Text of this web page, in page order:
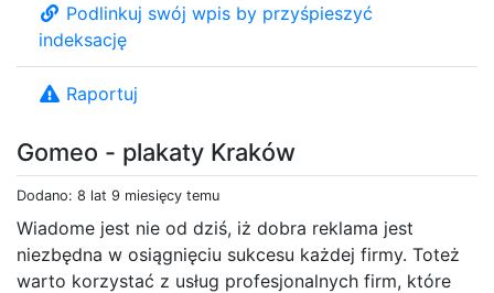
Gomeo - plakaty Kraków
Dodano: 8 lat 9 miesięcy temu
Wiadome jest nie od dziś, iż dobra reklama jest
niezbędna w osiągnięciu sukcesu każdej firmy. Toteż
warto korzystać z usług profesjonalnych firm, które
Podlinkuj swój wpis by przyśpieszyć
indeksację
Raportuj